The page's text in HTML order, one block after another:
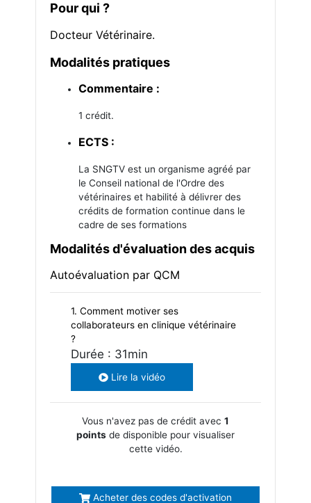
Pour qui ?
Docteur Vétérinaire.
Modalités pratiques
Commentaire :
1 crédit.
ECTS :
La SNGTV est un organisme agréé par
le Conseil national de l'Ordre des
vétérinaires et habilité à délivrer des
crédits de formation continue dans le
cadre de ses formations
Modalités d'évaluation des acquis
Autoévaluation par QCM
1. Comment motiver ses
collaborateurs en clinique vétérinaire
?
Durée : 31min
Lire la vidéo
Vous n'avez pas de crédit avec 1
points de disponible pour visualiser
cette vidéo.
Acheter des codes d'activation